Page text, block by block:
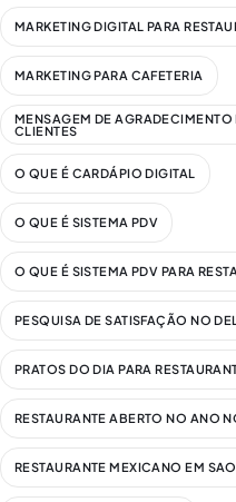
MARKETING DIGITAL PARA
MARKETING PARA CAFETERIA
MENSAGEM DE AGRADECIMENTO
CLIENTES
O QUE É CARDÁPIO DIGITAL
O QUE É SISTEMA PDV
O QUE É SISTEMA PDV PARA
PESQUISA DE SATISFAÇÃO NO
PRATOS DO DIA PARA
RESTAURANTE ABERTO NO ANO
RESTAURANTE MEXICANO EM